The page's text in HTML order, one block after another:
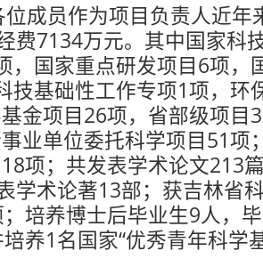
位成员作为项目负责人近年
费7134万元。其中国家科
，国家重点研发项目6项，
技基础性工作专项1项，环
金项目26项，省部级项目
业单位委托科学项目51项
项；共发表学术论文213
学术论著13部；获吉林省
培养博士后毕业生9人，
养1名国家“优秀青年科学